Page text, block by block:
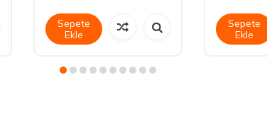
Sepete
Ekle
Sepete
Ekle